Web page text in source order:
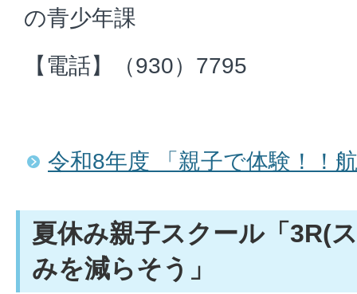
の青少年課
【電話】（930）7795
令和8年度 「親子で体験！！
夏休み親子スクール「3R(
みを減らそう」